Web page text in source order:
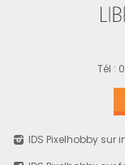
Tél :
IDS Pixelhobby sur